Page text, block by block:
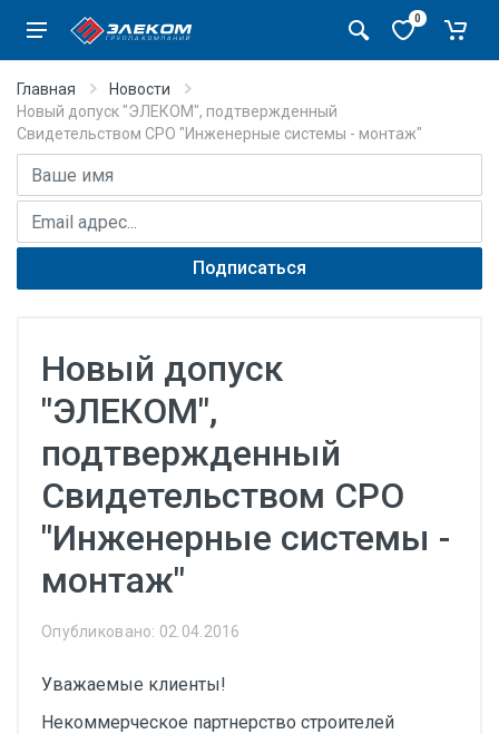
0
Главная
Новости
Новый допуск "ЭЛЕКОМ", подтвержденный
Свидетельством СРО "Инженерные системы - монтаж"
Имя
E-mail адрес
Подписаться
Новый допуск
"ЭЛЕКОМ",
подтвержденный
Свидетельством СРО
"Инженерные системы -
монтаж"
Опубликовано: 02.04.2016
Уважаемые клиенты!
Некоммерческое партнерство строителей